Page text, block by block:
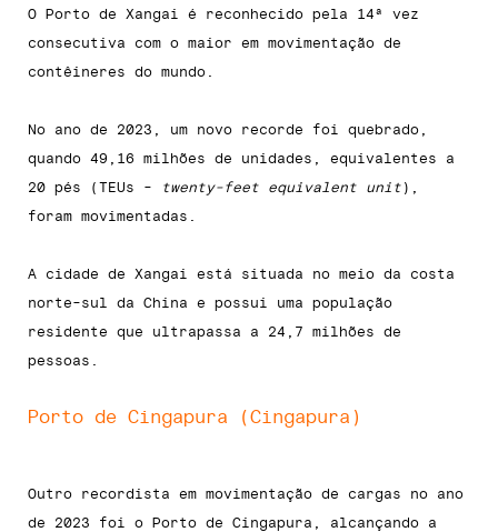
O Porto de Xangai é reconhecido pela 14ª vez
consecutiva com o maior em movimentação de
contêineres do mundo.
No ano de 2023, um novo recorde foi quebrado,
quando 49,16 milhões de unidades, equivalentes a
20 pés (TEUs -
twenty-feet equivalent unit ),
foram movimentadas.
A cidade de Xangai está situada no meio da costa
norte-sul da China e possui uma população
residente que ultrapassa a 24,7 milhões de
pessoas.
Porto de Cingapura (Cingapura)
Outro recordista em movimentação de cargas no ano
de 2023 foi o Porto de Cingapura, alcançando a